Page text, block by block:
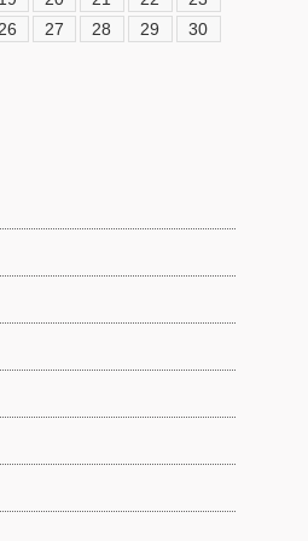
26 27 28 29
30